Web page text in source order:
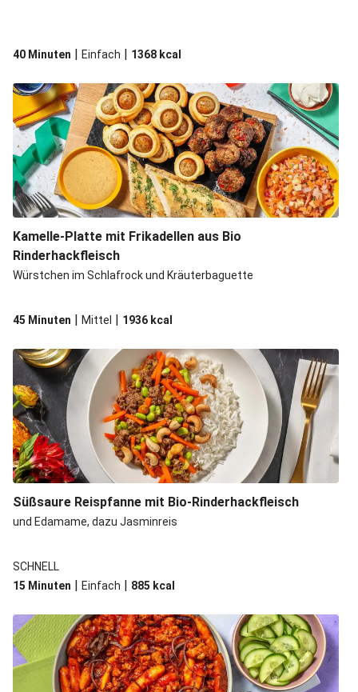
40 Minuten | Einfach | 1368 kcal
Kamelle-Platte mit Frikadellen aus Bio
Rinderhackfleisch
Würstchen im Schlafrock und Kräuterbaguette
45 Minuten | Mittel | 1936 kcal
Süßsaure Reispfanne mit Bio-Rinderhackfleisch
und Edamame, dazu Jasminreis
SCHNELL
15 Minuten | Einfach | 885 kcal